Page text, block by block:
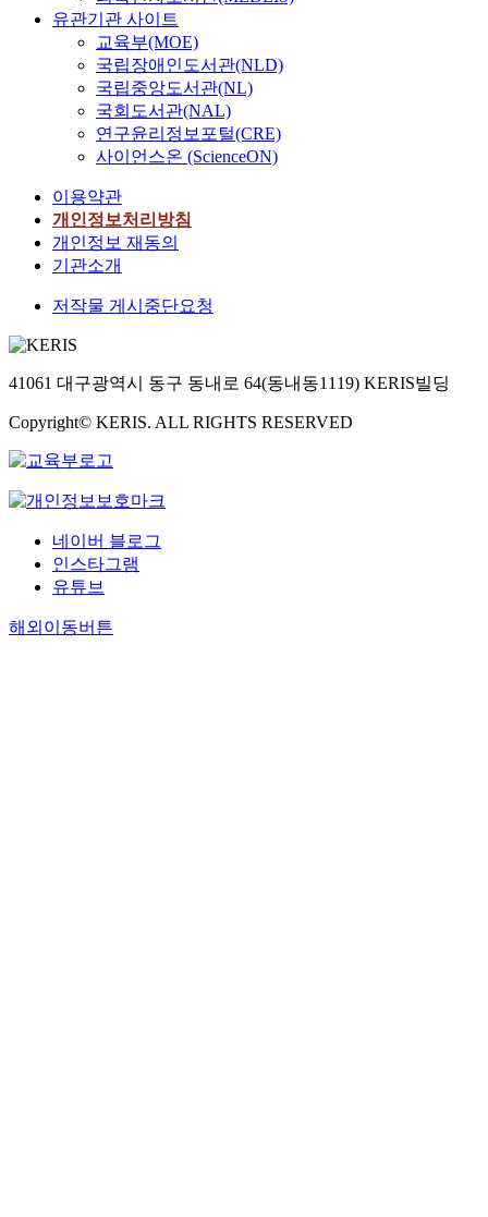
유관기관 사이트
교육부(MOE)
국립장애인도서관(NLD)
국립중앙도서관(NL)
국회도서관(NAL)
연구윤리정보포털(CRE)
사이언스온 (ScienceON)
이용약관
개인정보처리방침
개인정보 재동의
기관소개
저작물 게시중단요청
41061 대구광역시 동구 동내로 64(동내동1119) KERIS빌딩
Copyright© KERIS. ALL RIGHTS RESERVED
네이버 블로그
인스타그램
유튜브
해외이동버튼